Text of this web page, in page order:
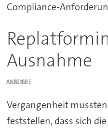
Compliance-
Ausnahme
ANZEIGE
Vergangenheit
feststellen, dass sich